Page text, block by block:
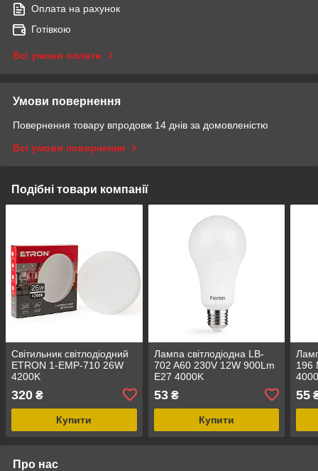
Оплата на рахунок
Готівкою
Всі умови оплати
Умови повернення
Повернення товару впродовж 14 днів за домовленістю
Всі умови повернення
Подібні товари компанії
Світильник світлодіодний
ETRON 1-EMP-710 26W
4200K
320 ₴
Купити
Лампа світлодіодна LB-
702 A60 230V 12W 900Lm
E27 4000K
53₴
Купити
196
55
Про нас